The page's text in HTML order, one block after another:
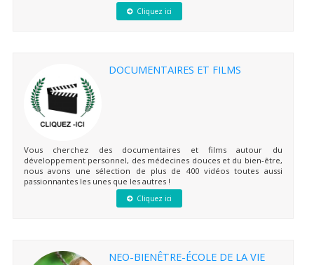
Cliquez ici
DOCUMENTAIRES ET FILMS
Vous cherchez des documentaires et films autour du
développement personnel, des médecines douces et du bien-être,
nous avons une sélection de plus de 400 vidéos toutes aussi
passionnantes les unes que les autres !
Cliquez ici
NEO-BIENÊTRE-ÉCOLE DE LA VIE